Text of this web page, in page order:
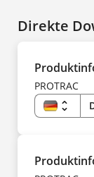
Direkte
PROTRAC
unfold_more
DE
DA
ES